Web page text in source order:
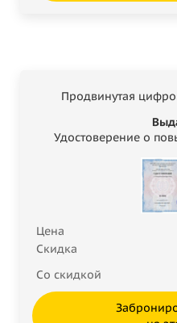
Продвинутая
Удостоверение о
Цена
Скидка
Со скидкой